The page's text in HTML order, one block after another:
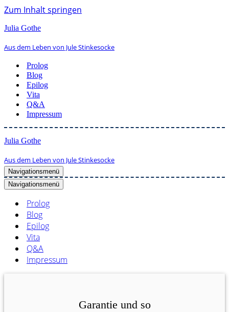
Zum Inhalt springen
Julia Gothe
Aus dem Leben von Jule Stinkesocke
Prolog
Blog
Epilog
Vita
Q&A
Impressum
Julia Gothe
Aus dem Leben von Jule Stinkesocke
Navigationsmenü
Navigationsmenü
Prolog
Blog
Epilog
Vita
Q&A
Impressum
Garantie und so